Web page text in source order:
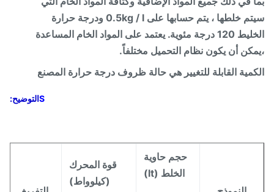
سيتم خلطها ، يتم حسابها على 0.5kg / l ودرجة حرارة
الخليط 120 درجة مئوية. يعتمد على المواد الخام المساعدة
أن يكون نظام التحميل مختلفاً.
القابلة للتغيير هي حالة ظروف درجة حرارة المصنع
التوضيح:
حجم حاوية
الخلط (lt)
قوة المحرك
(كيلوواط)